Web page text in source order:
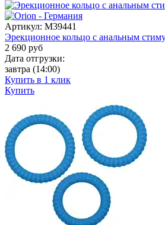
Артикул: M39441
Эрекционное кольцо с анальным
2 690 руб
Дата отгрузки:
завтра (14:00)
Купить в 1 клик
Купить